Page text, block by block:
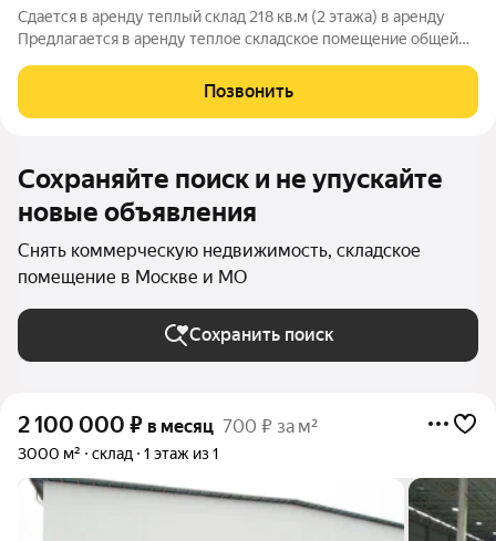
Сдается в аренду теплый склад 218 кв.м (2 этажа) в аренду
Предлагается в аренду теплое складское помещение общей
кв.м, высота потолка 2,4 м 2 этаж 118 кв.м, высота потолка 3,0
м Объект
Позвонить
Сохраняйте поиск и не упускайте
новые объявления
Снять коммерческую недвижимость, складское
помещение в Москве и МО
Сохранить поиск
2 100 000 ₽ в месяц 700 ₽ за м²
3000 м² склад 1 этаж из 1